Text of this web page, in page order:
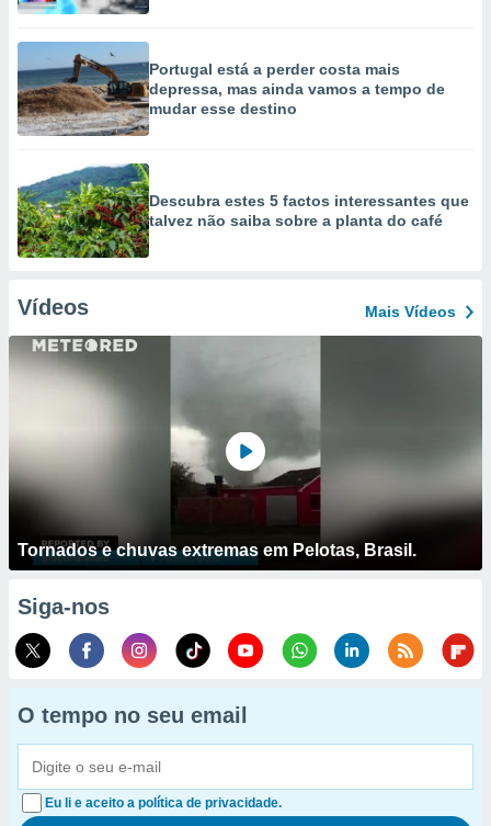
Portugal está a perder costa mais
depressa, mas ainda vamos a tempo de
mudar esse destino
Descubra estes 5 factos interessantes que
talvez não saiba sobre a planta do café
Vídeos Mais Vídeos
Tornados e chuvas extremas em Pelotas, Brasil.
Siga-nos
O tempo no seu email
Eu li e aceito a política de privacidade.